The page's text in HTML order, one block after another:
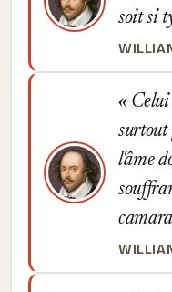
soit si
Celui
l'âme